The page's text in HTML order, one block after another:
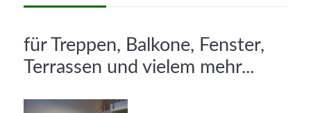
für Treppen, Balkone, Fenster,
Terrassen und vielem mehr...
MEHR INFOS